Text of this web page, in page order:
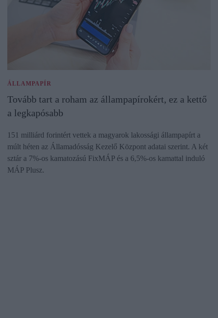
ÁLLAMPAPÍR
Tovább tart a roham az állampapírokért, ez a kettő
a legkapósabb
151 milliárd forintért vettek a magyarok lakossági állampapírt a
múlt héten az Államadósság Kezelő Központ adatai szerint. A két
sztár a 7%-os kamatozású FixMÁP és a 6,5%-os kamattal induló
MÁP Plusz.